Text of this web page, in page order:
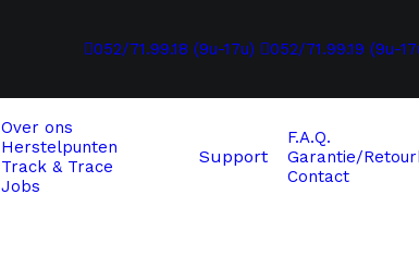
052/71.99.18 (9u-17u) 052/71.99.19 (9u-
Over ons
Herstelpunten
Track & Trace
Jobs
Support
F.A.Q.
Garantie/
Contact